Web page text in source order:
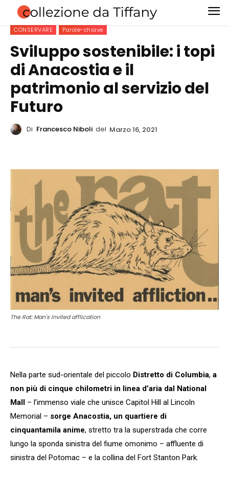
CONSERVARE Parole-chiave
Sviluppo sostenibile: i topi
di Anacostia e il
patrimonio al servizio del
Futuro
Di Francesco Niboli del Marzo 16, 2021
The Rat: Man's invited afflication
Nella parte sud-orientale del piccolo Distretto di Columbia, a
non più di cinque chilometri in linea d’aria dal National
Mall – l’immenso viale che unisce Capitol Hill al Lincoln
Memorial – sorge Anacostia, un quartiere di
cinquantamila anime, stretto tra la superstrada che corre
lungo la sponda sinistra del fiume omonimo – affluente di
sinistra del Potomac – e la collina del Fort Stanton Park.